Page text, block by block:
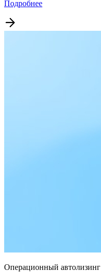
Подробнее
Операционный автолизинг